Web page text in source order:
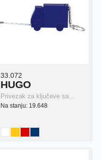
33.072
HUGO
Privezak za ključeve sa…
Na stanju: 19.648